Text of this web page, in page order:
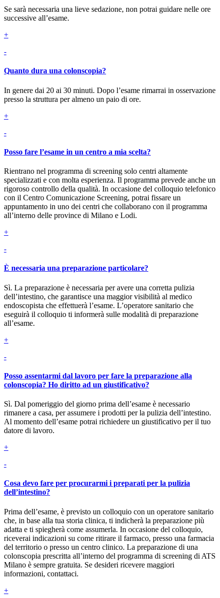
Se sarà necessaria una lieve sedazione, non potrai guidare nelle ore
successive all’esame.
+
-
Quanto dura una colonscopia?
In genere dai 20 ai 30 minuti. Dopo l’esame rimarrai in osservazione
presso la struttura per almeno un paio di ore.
+
-
Posso fare l’esame in un centro a mia scelta?
Rientrano nel programma di screening solo centri altamente
specializzati e con molta esperienza. Il programma prevede anche un
rigoroso controllo della qualità. In occasione del colloquio telefonico
con il Centro Comunicazione Screening, potrai fissare un
appuntamento in uno dei centri che collaborano con il programma
all’interno delle province di Milano e Lodi.
+
-
È necessaria una preparazione particolare?
Sì. La preparazione è necessaria per avere una corretta pulizia
dell’intestino, che garantisce una maggior visibilità al medico
endoscopista che effettuerà l’esame. L’operatore sanitario che
eseguirà il colloquio ti informerà sulle modalità di preparazione
all’esame.
+
-
Posso assentarmi dal lavoro per fare la preparazione alla
colonscopia? Ho diritto ad un giustificativo?
Sì. Dal pomeriggio del giorno prima dell’esame è necessario
rimanere a casa, per assumere i prodotti per la pulizia dell’intestino.
Al momento dell’esame potrai richiedere un giustificativo per il tuo
datore di lavoro.
+
-
Cosa devo fare per procurarmi i preparati per la pulizia
dell’intestino?
Prima dell’esame, è previsto un colloquio con un operatore sanitario
che, in base alla tua storia clinica, ti indicherà la preparazione più
adatta e ti spiegherà come assumerla. In occasione del colloquio,
riceverai indicazioni su come ritirare il farmaco, presso una farmacia
del territorio o presso un centro clinico. La preparazione di una
colonscopia prescritta all’interno del programma di screening di ATS
Milano è sempre gratuita. Se desideri ricevere maggiori
informazioni, contattaci.
+